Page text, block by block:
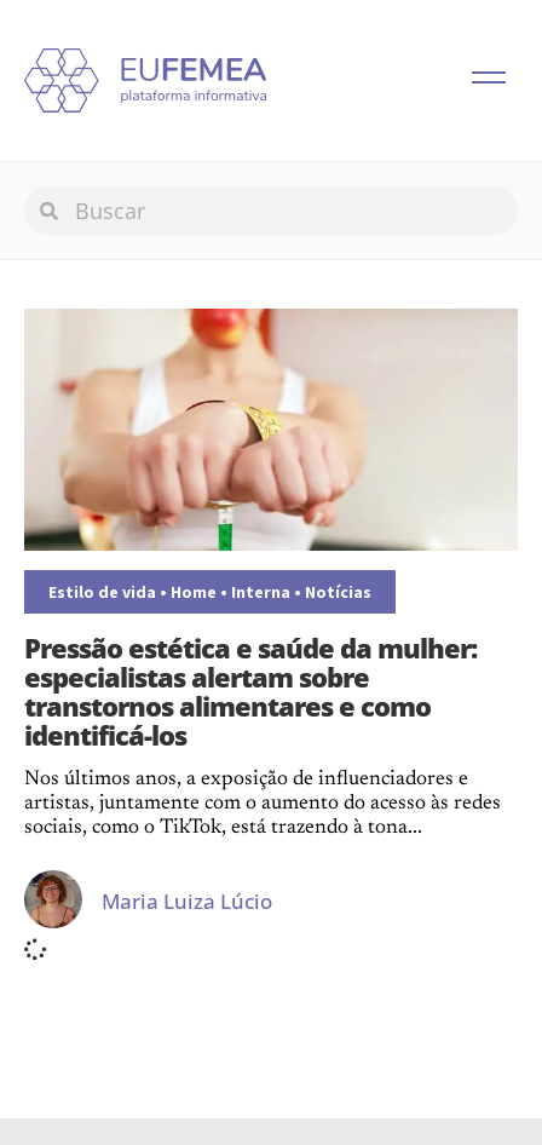
Estilo de vida • Home • Interna • Notícias
Pressão estética e saúde da mulher:
especialistas alertam sobre
transtornos alimentares e como
identificá-los
Nos últimos anos, a exposição de influenciadores e
artistas, juntamente com o aumento do acesso às redes
sociais, como o TikTok, está trazendo à tona...
Maria Luiza Lúcio